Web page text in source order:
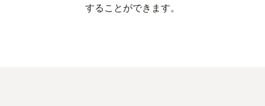
することができます。